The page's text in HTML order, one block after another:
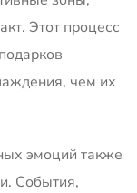
Этот процесс
чем их
эмоций также
События,